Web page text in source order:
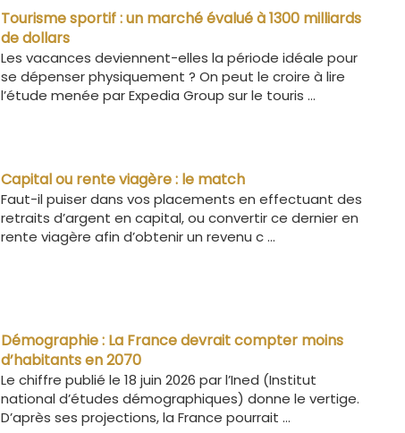
Tourisme sportif : un marché évalué à 1300 milliards
de dollars
Les vacances deviennent-elles la période idéale pour
se dépenser physiquement ? On peut le croire à lire
l’étude menée par Expedia Group sur le touris ...
Capital ou rente viagère : le match
Faut-il puiser dans vos placements en effectuant des
retraits d’argent en capital, ou convertir ce dernier en
rente viagère afin d’obtenir un revenu c ...
Démographie : La France devrait compter moins
d’habitants en 2070
Le chiffre publié le 18 juin 2026 par l’Ined (Institut
national d’études démographiques) donne le vertige.
D’après ses projections, la France pourrait ...